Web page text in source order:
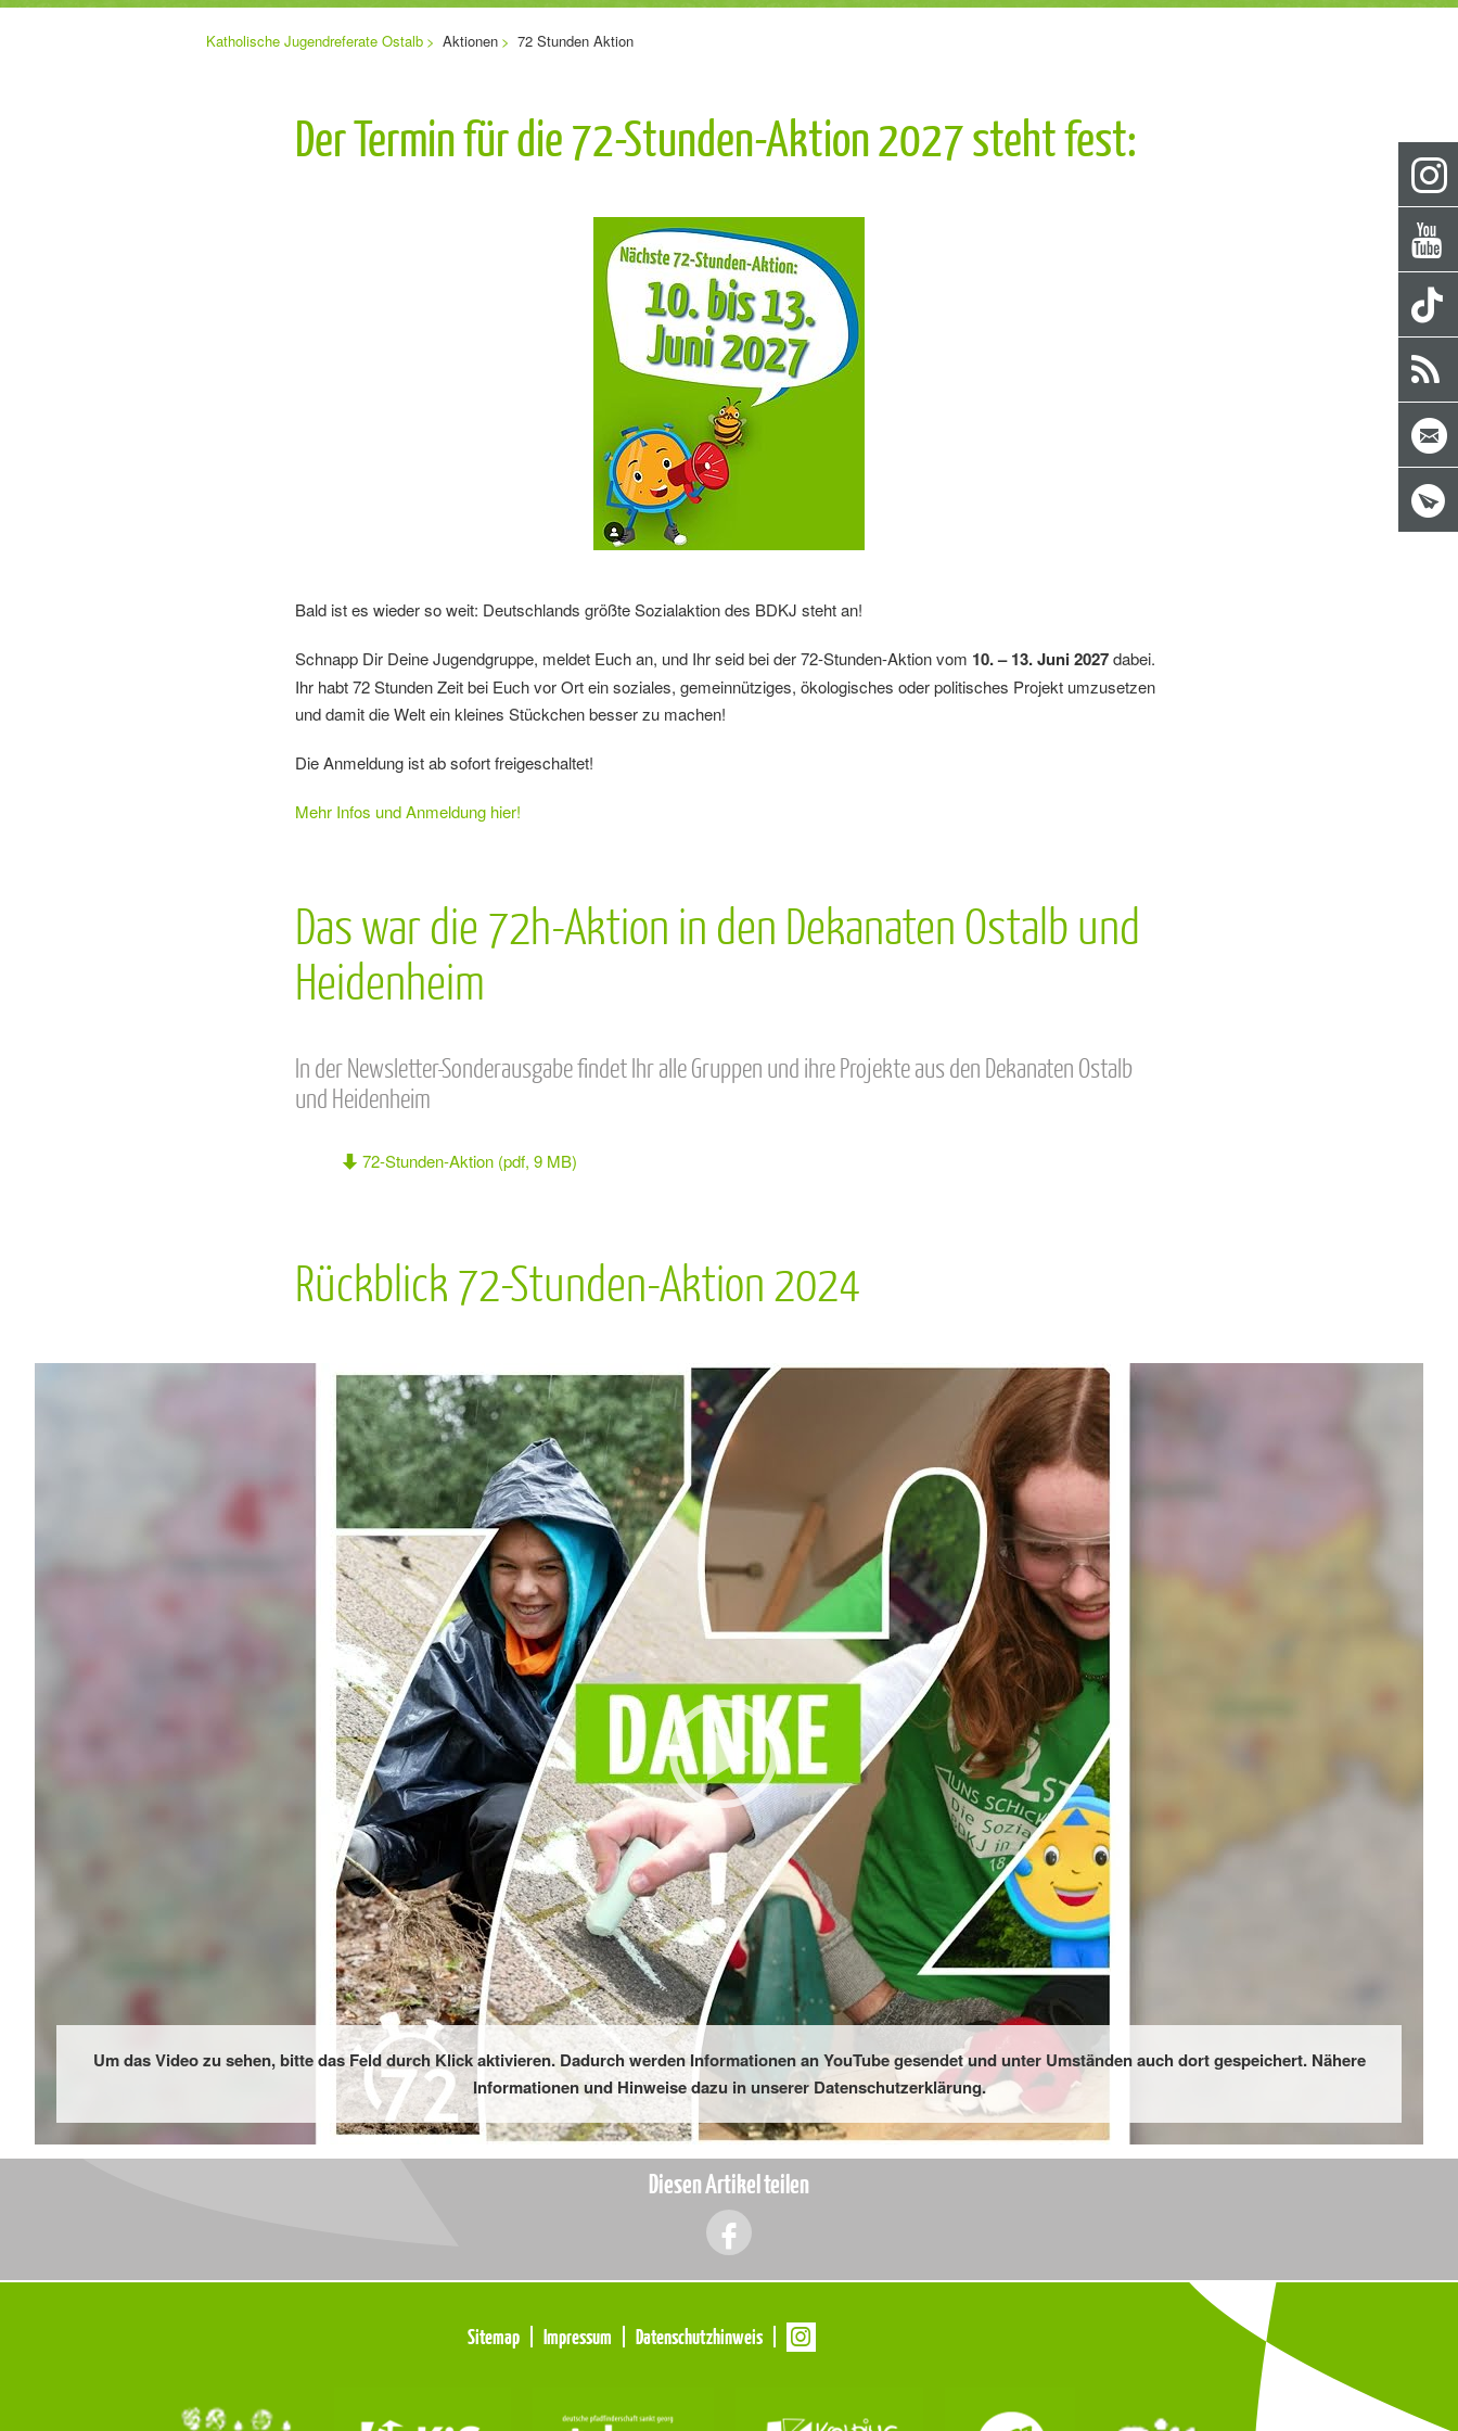
Sie
Navigation
Katholische Jugendreferate Ostalb Aktionen 72 Stunden Aktion
Der Termin für die 72-Stunden-Aktion 2027 steht fest:
Bald ist es wieder so weit: Deutschlands größte Sozialaktion des BDKJ steht an!
Schnapp Dir Deine Jugendgruppe, meldet Euch an, und Ihr seid bei der 72-Stunden-Aktion vom 10. – 13. Juni 2027dabei.
Ihr habt 72 Stunden Zeit bei Euch vor Ort ein soziales, gemeinnütziges, ökologisches oder politisches Projekt umzusetzen
und damit die Welt ein kleines Stückchen besser zu machen!
Die Anmeldung ist ab sofort freigeschaltet!
Mehr Infos und Anmeldung hier!
Das war die 72h-Aktion in den Dekanaten Ostalb und
Heidenheim
In der Newsletter-Sonderausgabe findet Ihr alle Gruppen und ihre Projekte aus den Dekanaten Ostalb
und Heidenheim
72-Stunden-Aktion (pdf, 9 MB)
Rückblick 72-Stunden-Aktion 2024
Um das Video zu sehen, bitte das Feld durch Klick aktivieren. Dadurch werden Informationen an YouTube gesendet und unter Umständen auch dort gespeichert. Nähere
Informationen und Hinweise dazu in unserer Datenschutzerklärung.
Diesen Artikel teilen
Sitemap Impressum Datenschutzhinweis